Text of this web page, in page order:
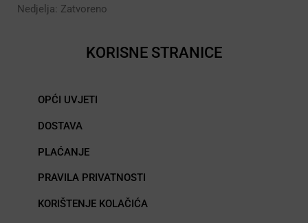
Nedjelja: Zatvoreno
KORISNE STRANICE
OPĆI UVJETI
DOSTAVA
PLAĆANJE
PRAVILA PRIVATNOSTI
KORIŠTENJE KOLAČIĆA